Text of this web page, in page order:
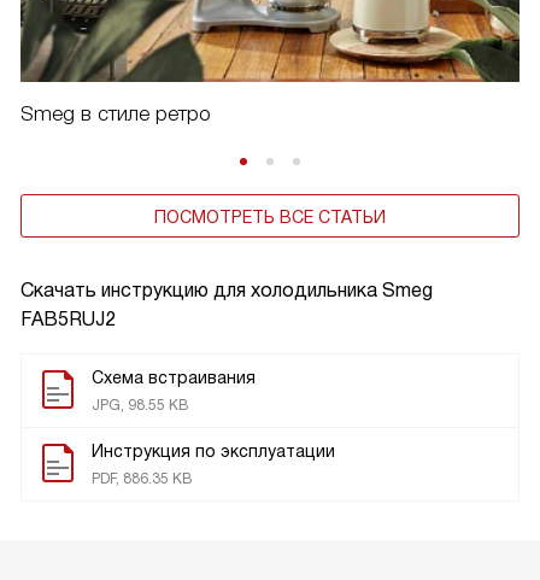
Скачать инструкцию для холодильника Smeg
FAB5RUJ2
Схема встраивания
JPG, 98.55 KB
Инструкция по эксплуатации
PDF, 886.35 KB
Smeg в стиле ретро
ПОСМОТРЕТЬ ВСЕ СТАТЬИ